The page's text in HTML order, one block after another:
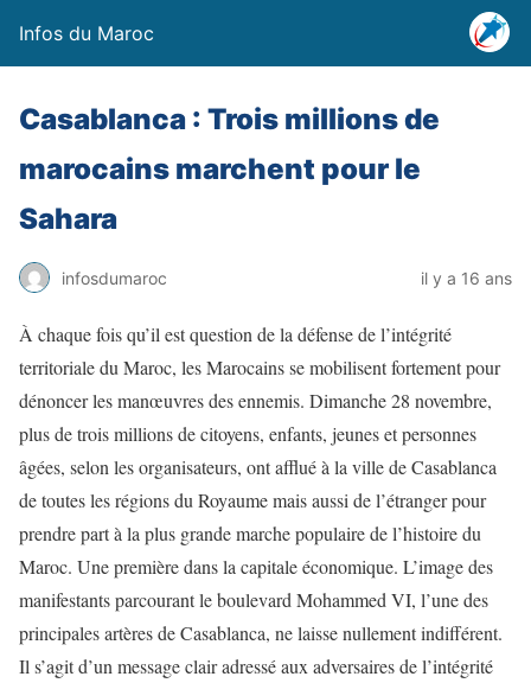
Infos du Maroc
Casablanca : Trois millions de
marocains marchent pour le
Sahara
infosdumaroc il y a 16 ans
À chaque fois qu’il est question de la défense de l’intégrité
territoriale du Maroc, les Marocains se mobilisent fortement pour
dénoncer les manœuvres des ennemis. Dimanche 28 novembre,
plus de trois millions de citoyens, enfants, jeunes et personnes
âgées, selon les organisateurs, ont afflué à la ville de Casablanca
de toutes les régions du Royaume mais aussi de l’étranger pour
prendre part à la plus grande marche populaire de l’histoire du
Maroc. Une première dans la capitale économique. L’image des
manifestants parcourant le boulevard Mohammed VI, l’une des
principales artères de Casablanca, ne laisse nullement indifférent.
Il s’agit d’un message clair adressé aux adversaires de l’intégrité